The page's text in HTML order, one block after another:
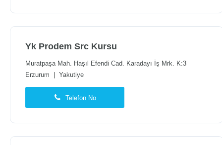
Yk Prodem Src Kursu
Muratpaşa Mah. Haşıl Efendi Cad. Karadayı İş Mrk. K:3
Erzurum
Yakutiye
Telefon No